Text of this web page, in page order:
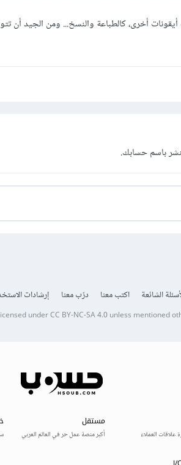
أيقونات أخرى، كالطباعة والنسخ... ومن الجيد أن
باسم حسابك.
الشائعة اكتب معنا درّب معنا إرشادات
underCC BY-NC-SA 4.0unless mentioned